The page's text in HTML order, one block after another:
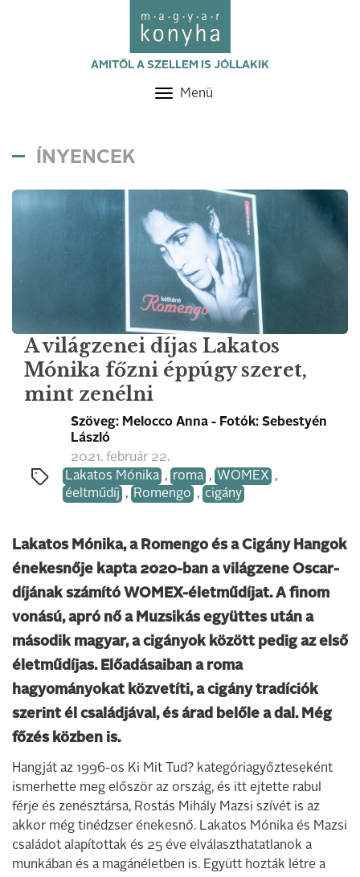
AMITŐL A SZELLEM IS JÓLLAKIK
Toggle
Menü
ÍNYENCEK
A világzenei díjas Lakatos
Mónika főzni éppúgy szeret,
mint zenélni
Szöveg: Melocco Anna - Fotók: Sebestyén
László
2021. február 22.
Lakatos Mónika , roma , WOMEX ,
éeltműdíj , Romengo , cigány
Lakatos Mónika, a Romengo és a Cigány Hangok
énekesnője kapta 2020-ban a világzene Oscar-
díjának számító WOMEX-életműdíjat. A finom
vonású, apró nő a Muzsikás együttes után a
második magyar, a cigányok között pedig az első
életműdíjas. Előadásaiban a roma
hagyományokat közvetíti, a cigány tradíciók
szerint él családjával, és árad belőle a dal. Még
főzés közben is.
Hangját az 1996-os Ki Mit Tud? kategóriagyőzteseként
ismerhette meg először az ország, és itt ejtette rabul
férje és zenésztársa, Rostás Mihály Mazsi szívét is az
akkor még tinédzser énekesnő. Lakatos Mónika és Mazsi
családot alapítottak és 25 éve elválaszthatatlanok a
munkában és a magánéletben is. Együtt hozták létre a